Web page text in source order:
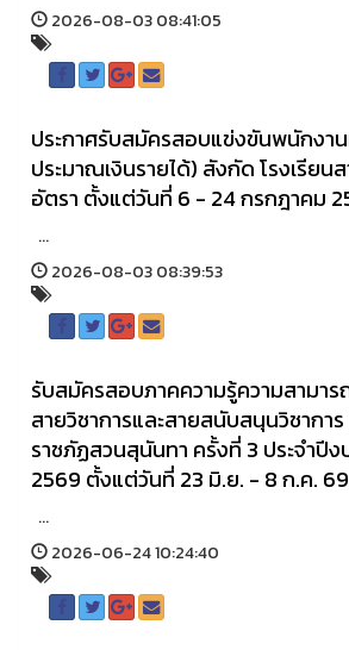
2026-08-03 08:41:05
ประกาศรับสมัครสอบแข่งขันพนักงา
ประมาณเงินรายได้) สังกัด โรงเรียน
อัตรา ตั้งแต่วันที่ 6 - 24 กรกฎาคม
...
2026-08-03 08:39:53
รับสมัครสอบภาคความรู้ความสามาร
สายวิชาการและสายสนับสนุนวิชากา
ราชภัฏสวนสุนันทา ครั้งที่ 3 ประจำปี
2569 ตั้งแต่วันที่ 23 มิ.ย. - 8 ก.ค. 69
...
2026-06-24 10:24:40